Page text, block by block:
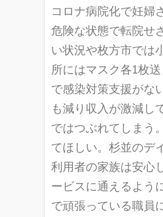
コロナ病院化で妊婦
危険な状態で転院せ
い状況や枚方市では
所にはマスク各1枚
で感染対策支援がな
も減り収入が激減し
ではつぶれてしまう
てほしい。杉並のデ
利用者の家族は安心
ービスに通えるよう
で頑張っている職員